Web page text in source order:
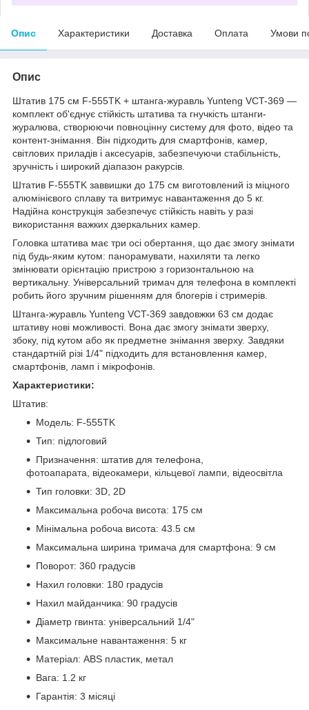
Опис Характеристики Доставка Оплата Умови
Опис
Штатив 175 см F-555TK + штанга-журавль Yunteng VCT-369 —
комплект об'єднує стійкість штатива та гнучкість штанги-
журалюва, створюючи повноцінну систему для фото, відео та
контент-знімання. Він підходить для смартфонів, камер,
світлових приладів і аксесуарів, забезпечуючи стабільність,
зручність і широкий діапазон ракурсів.
Штатив F-555TK заввишки до 175 см виготовлений із міцного
алюмінієвого сплаву та витримує навантаження до 5 кг.
Надійна конструкція забезпечує стійкість навіть у разі
використання важких дзеркальних камер.
Головка штатива має три осі обертання, що дає змогу знімати
під будь-яким кутом: панорамувати, нахиляти та легко
змінювати орієнтацію пристрою з горизонтальною на
вертикальну. Універсальний тримач для телефона в комплекті
робить його зручним рішенням для блогерів і стримерів.
Штанга-журавль Yunteng VCT-369 завдовжки 63 см додає
штативу нові можливості. Вона дає змогу знімати зверху,
збоку, під кутом або як предметне знімання зверху. Завдяки
стандартній різі 1/4" підходить для встановлення камер,
смартфонів, ламп і мікрофонів.
Характеристики:
Штатив:
Модель: F-555TK
Тип: підлоговий
Призначення: штатив для телефона,
фотоапарата, відеокамери, кільцевої лампи, відеосвітла
Тип головки: 3D, 2D
Максимальна робоча висота: 175 см
Мінімальна робоча висота: 43.5 см
Максимальна ширина тримача для смартфона: 9 см
Поворот: 360 градусів
Нахил головки: 180 градусів
Нахил майданчика: 90 градусів
Діаметр гвинта: універсальний 1/4"
Максимальне навантаження: 5 кг
Матеріал: ABS пластик, метал
Вага: 1.2 кг
Гарантія: 3 місяці